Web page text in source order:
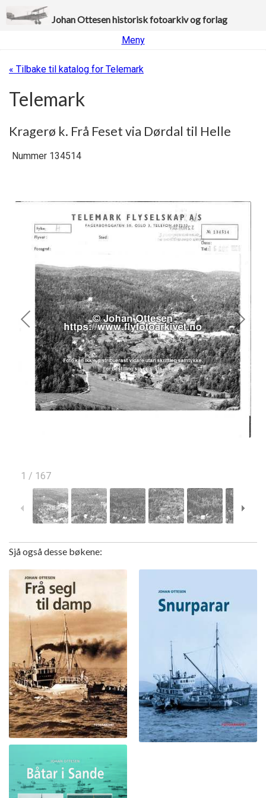
Johan Ottesen historisk fotoarkiv og forlag
Meny
« Tilbake til katalog for Telemark
Telemark
Kragerø k. Frå Feset via Dørdal til Helle
1 / 167
Nummer 134514
Sjå også desse bøkene: